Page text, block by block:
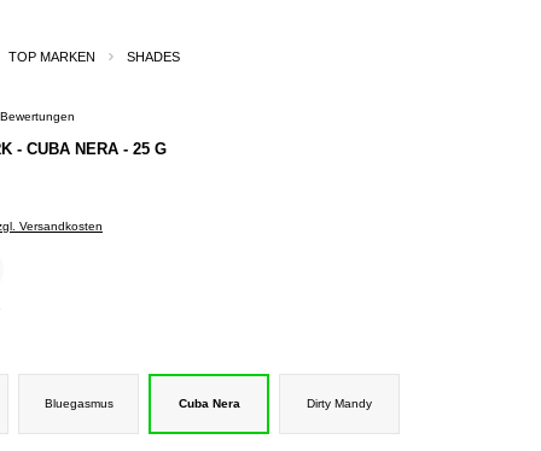
TOP MARKEN SHADES
- CUBA NERA - 25 G
Versandkosten
Bluegasmus Cuba Nera Dirty Mandy